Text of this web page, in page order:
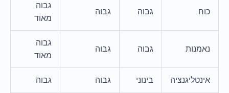
כוח גבוה גבוה
גבוה
מאוד
נאמנות גבוה גבוה
גבוה
מאוד
אינטליגנציה בינוני גבוה גבוה